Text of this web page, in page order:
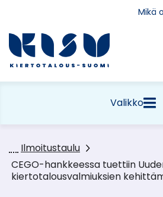
Mikä
Etusivu
Valikko
Ilmoitustaulu
CEGO-hankkeessa tuettiin
kiertotalousvalmiuksien